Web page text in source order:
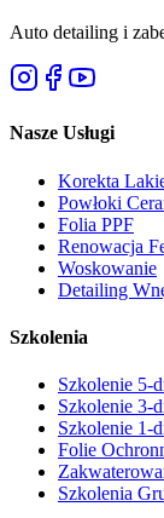
Auto detailing i
Nasze Usługi
Korekta
Powłoki
Folia PPF
Renowacja
Woskowanie
Detailing
Szkolenia
Szkolenie 5-
Szkolenie 3-
Szkolenie 1-
Folie
Szkolenia